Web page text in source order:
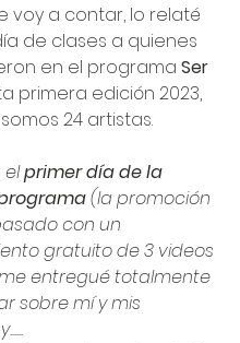
voy a contar, lo relaté
de clases a quienes
en el programa Ser
primera edición 2023,
24 artistas.
el primer día de la
(la promoción
con un
gratuito de 3 videos
entregué totalmente
sobre mí y mis